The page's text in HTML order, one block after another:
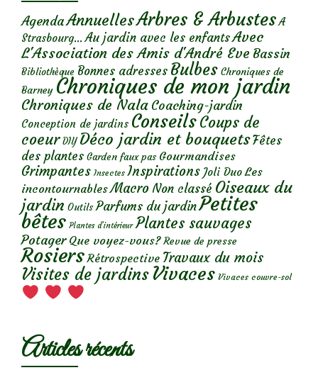
AgendaAnnuellesArbres & Arbustes A
Strasbourg... Au jardin avec les enfantsAvec
L'Association des Amis d'André Eve Bassin
Bibliothèque Bonnes adresses Bulbes Chroniques de
Barney Chroniques de mon jardin
Chroniques de Nala Coaching-jardin
Conception de jardins ConseilsCoups de
coeur DIY Déco jardin et bouquetsFêtes
des plantes Garden faux pas Gourmandises
Grimpantes Insectes Inspirations Joli Duo Les
incontournables Macro Non classé Oiseaux du
jardin Outils Parfums du jardinPetites
bêtes Plantes d’intérieur Plantes sauvages
Potager Que voyez-vous? Revue de presse
Rosiers Rétrospective Travaux du mois
Visites de jardins Vivaces Vivaces couvre-sol
Articles récents